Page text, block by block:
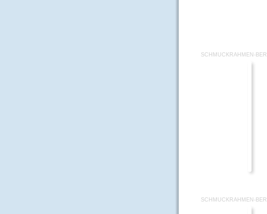
SCHMUCKRAHMEN-
SCHMUCKRAHMEN-